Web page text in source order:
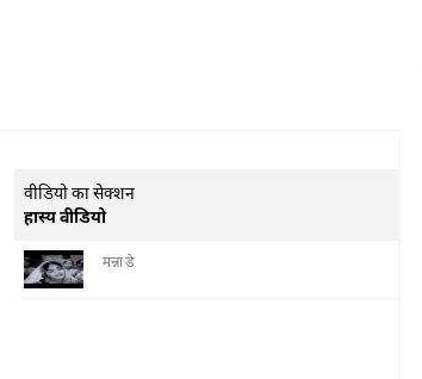
वीडियो का सेक्शन
हास्य वीडियो
मन्ना डे